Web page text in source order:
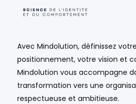
Avec Mindolution, définissez
positionnement, votre vision et
Mindolution vous accompagne
transformation vers une
respectueuse et ambitieuse.